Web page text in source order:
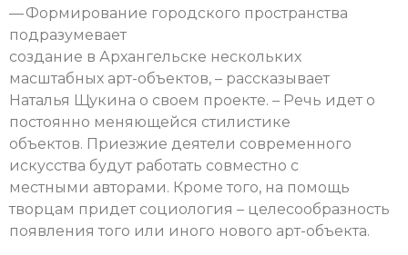
— Формирование городского пространства
подразумевает
создание в Архангельске нескольких
масштабных арт-объектов, – рассказывает
Наталья Щукина о своем проекте. – Речь идет о
постоянно меняющейся стилистике
объектов. Приезжие деятели современного
искусства будут работать совместно с
местными авторами. Кроме того, на помощь
творцам придет социология – целесообразность
появления того или иного нового арт-объекта.